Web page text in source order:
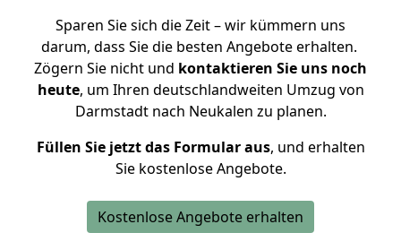
Sparen Sie sich die Zeit – wir kümmern uns
darum, dass Sie die besten Angebote erhalten.
Zögern Sie nicht und kontaktieren Sie uns noch
heute, um Ihren deutschlandweiten Umzug von
Darmstadt nach Neukalen zu planen.
Füllen Sie jetzt das Formular aus, und erhalten
Sie kostenlose Angebote.
Kostenlose Angebote erhalten